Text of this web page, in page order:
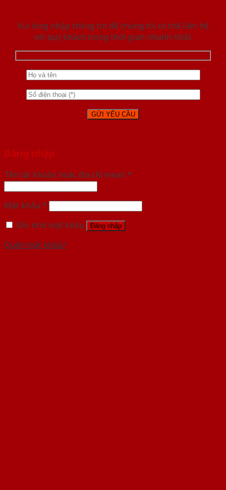
Vui lòng nhập thông tin để chúng tôi có thể liên hệ
với quý khách trong thời gian nhanh nhất.
Đăng nhập
Tên tài khoản hoặc địa chỉ email *
Mật khẩu *
Ghi nhớ mật khẩu
Đăng nhập
Quên mật khẩu?